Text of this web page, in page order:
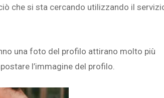
che si sta cercando utilizzando il
una foto del profilo attirano molto più
l’immagine del profilo.